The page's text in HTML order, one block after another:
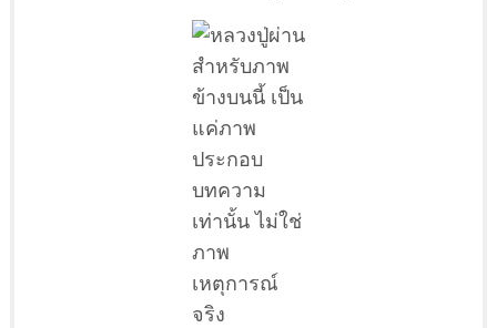
สำหรับภาพ
ข้างบนนี้ เป็น
แค่ภาพ
ประกอบ
บทความ
เท่านั้น ไม่ใช่
ภาพ
เหตุการณ์
จริง